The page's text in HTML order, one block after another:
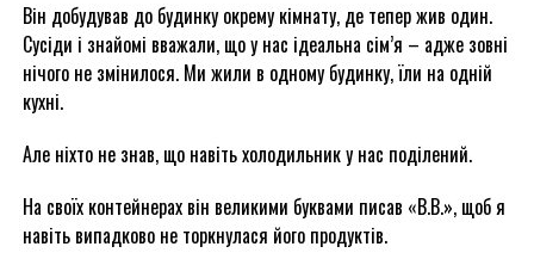
Він добудував до будинку окрему кімнату, де тепер жив один.
Сусіди і знайомі вважали, що у нас ідеальна сім’я – адже зовні
нічого не змінилося. Ми жили в одному будинку, їли на одній
кухні.
Але ніхто не знав, що навіть холодильник у нас поділений.
На своїх контейнерах він великими буквами писав «В.В.», щоб я
навіть випадково не торкнулася його продуктів.